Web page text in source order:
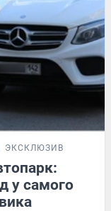
ЭКСКЛЮЗИВ
у самого